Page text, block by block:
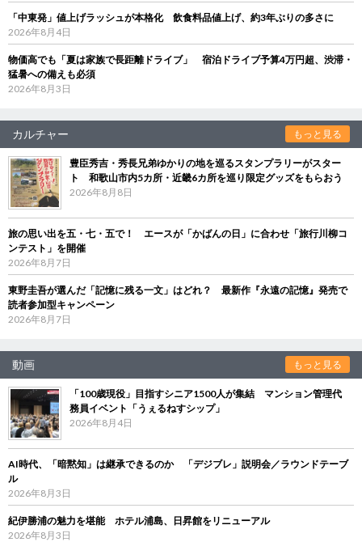
「中東発」値上げラッシュが本格化 飲食料品値上げ、約3年ぶりの多さに
2026年8月4日
物価高でも「夏は家族で長距離ドライブ」 宿泊ドライブ予算4万円超、渋滞・
猛暑への備えも必須
2026年8月3日
カルチャー もっと見る
豊臣秀吉・秀長兄弟ゆかりの地を巡るスタンプラリーがスター
ト 和歌山市内5カ所・近畿6カ所を巡り限定グッズをもらおう
2026年8月8日
旅の思い出を五・七・五で！ エースが「かばんの日」に合わせ「旅行川柳コ
ンテスト」を開催
2026年8月7日
東野圭吾が選んだ「記憶に残る一文」はどれ？ 最新作『永遠の記憶』発売で
読者参加型キャンペーン
2026年8月7日
動画 もっと見る
「100歳現役」目指すシニア1500人が集結 マンション管理代
務員イベント「うぇるねすシップ」
2026年8月4日
AI時代、「暗黙知」は継承できるのか 「デジブレ」説明会／ラウンドテーブ
ル
2026年8月3日
紀伊勝浦の魅力を堪能 ホテル浦島、日昇館をリニューアル
2026年8月3日